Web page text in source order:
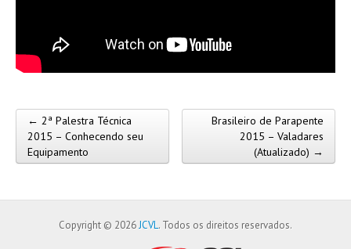
Post navigation
← 2ª Palestra Técnica
2015 – Conhecendo seu
Equipamento
Brasileiro de Parapente
2015 – Valadares
(Atualizado) →
Copyright © 2026JCVL. Todos os direitos reservados.